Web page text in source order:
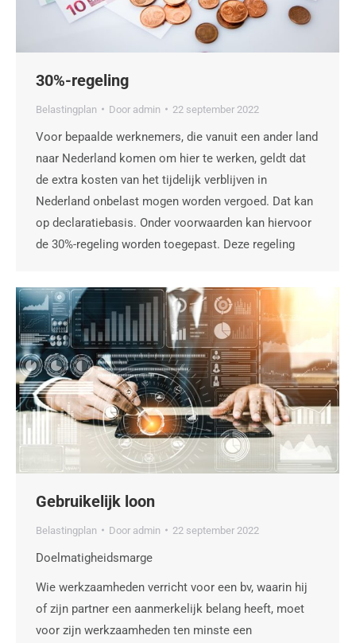
30%-regeling
Belastingplan Door admin 22 september 2022
Voor bepaalde werknemers, die vanuit een ander land
naar Nederland komen om hier te werken, geldt dat
de extra kosten van het tijdelijk verblijven in
Nederland onbelast mogen worden vergoed. Dat kan
op declaratiebasis. Onder voorwaarden kan hiervoor
de 30%-regeling worden toegepast. Deze regeling
Gebruikelijk loon
Belastingplan Door admin 22 september 2022
Doelmatigheidsmarge
Wie werkzaamheden verricht voor een bv, waarin hij
of zijn partner een aanmerkelijk belang heeft, moet
voor zijn werkzaamheden ten minste een